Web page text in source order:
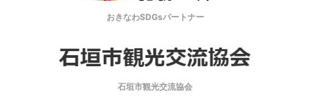
おきなわSDGsパートナー
石垣市観光交流協会